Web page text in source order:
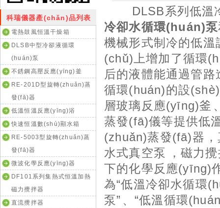
科瑞儀器產(chǎn)品列表
電熱鼓風恒溫干燥箱
DLSB中型冷卻液循環
(huán)泵
不銹鋼高壓反應(yīng)釜
RE-201D型旋轉(zhuǎn)蒸
發(fā)器
低溫恒溫反應(yīng)浴
快速恒溫數(shù)顯水箱
RE-5003型旋轉(zhuǎn)蒸
發(fā)器
微波化學反應(yīng)器
DF101系列集熱式恒溫加熱
磁力攪拌器
直流攪拌器
DLSB系列低溫
冷卻水循環(huán)泵
機械形式制冷的低溫
(chǔ)上增加了循環
后的液體能通過管
循環(huán)的設(shè)
層玻璃反應(yīng)釜
蒸發(fā)儀等提供低
(zhuǎn)蒸發(fā)器，
水式真空泵，磁
下的化學反應(yīng)
為“低溫冷卻水循環
泵”、“低溫循環